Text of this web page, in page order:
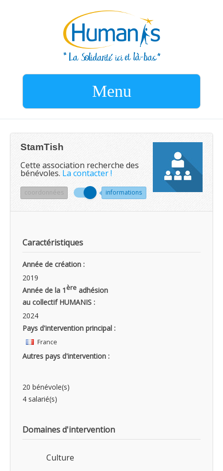
Menu
StamTish
Cette association recherche des
bénévoles. La contacter !
coordonnées informations
Domaines d'intervention
Culture
Caractéristiques
Année de création :
2019
Année de la 1ère adhésion
au collectif HUMANIS :
2024
Pays d'intervention principal :
France
Autres pays d'intervention :
20 bénévole(s)
4 salarié(s)